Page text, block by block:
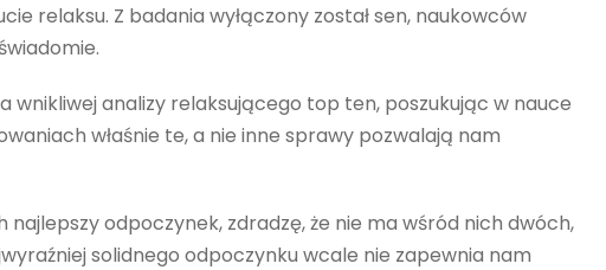
relaksu. Z badania wyłączony został sen, naukowców
wnikliwej analizy relaksującego top ten, poszukując w nauce
właś­nie te, a nie inne sprawy pozwalają nam
odpoczynek, zdradzę, że nie ma wśród nich dwóch,
solidnego odpoczynku wcale nie zapewnia nam